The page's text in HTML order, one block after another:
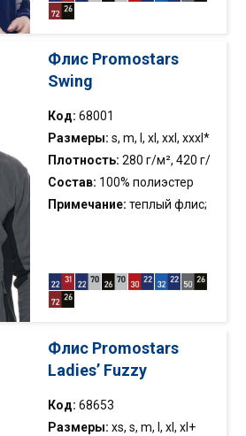
пиллинг флис; вертикальные
Флис Promostars
Swing
Код: 68001
Размеры: s, m, l, xl, xxl, xxxl*
Плотность: 280 г/м², 420 г/
м
Состав: 100% полиэстер
Примечание: теплый флис;
на молниях; регулируемая
нижняя часть; анти-пиллинг
Флис Promostars
Ladies’ Fuzzy
Код: 68653
Размеры: xs, s, m, l, xl, xl+